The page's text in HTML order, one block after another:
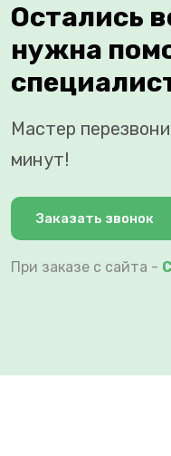
Остались
нужна
Мастер
минут!
Заказать звонок
При заказе с сайта -